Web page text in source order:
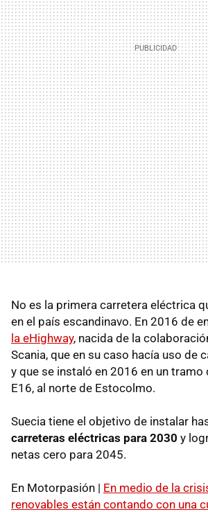
No es la primera carretera eléctrica
en el país escandinavo. En 2016 de
la eHighway, nacida de la
Scania, que en su caso hacía uso de
y que se instaló en 2016 en un tramo
E16, al norte de Estocolmo.
Suecia tiene el objetivo de instalar
carreteras eléctricas para 2030 y
netas cero para 2045.
En Motorpasión | En medio de la
renovables están contando con una